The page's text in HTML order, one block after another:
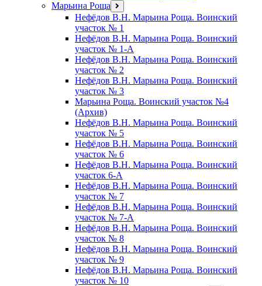
Марьина Роща открыть
меню
Нефёдов В.Н. Марьина Роща. Воинский
участок № 1
Нефёдов В.Н. Марьина Роща. Воинский
участок № 1-А
Нефёдов В.Н. Марьина Роща. Воинский
участок № 2
Нефёдов В.Н. Марьина Роща. Воинский
участок № 3
Марьина Роща. Воинский участок №4
(Архив)
Нефёдов В.Н. Марьина Роща. Воинский
участок № 5
Нефёдов В.Н. Марьина Роща. Воинский
участок № 6
Нефёдов В.Н. Марьина Роща. Воинский
участок 6-А
Нефёдов В.Н. Марьина Роща. Воинский
участок № 7
Нефёдов В.Н. Марьина Роща. Воинский
участок № 7-А
Нефёдов В.Н. Марьина Роща. Воинский
участок № 8
Нефёдов В.Н. Марьина Роща. Воинский
участок № 9
Нефёдов В.Н. Марьина Роща. Воинский
участок № 10